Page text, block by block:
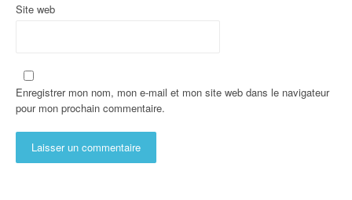
Site web
Enregistrer mon nom, mon e-mail et mon site web dans le navigateur
pour mon prochain commentaire.